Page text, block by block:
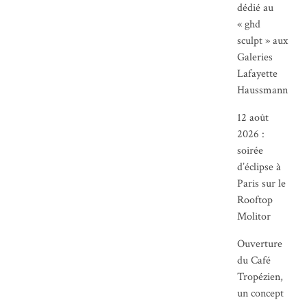
dédié au
« ghd
sculpt » aux
Galeries
Lafayette
Haussmann
12 août
2026 :
soirée
d’éclipse à
Paris sur le
Rooftop
Molitor
Ouverture
du Café
Tropézien,
un concept